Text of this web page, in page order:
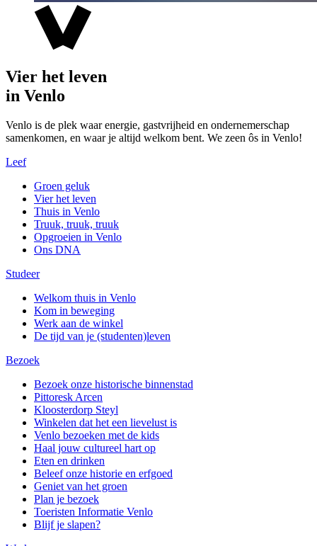
Vier het leven
in Venlo
Venlo is de plek waar energie, gastvrijheid en ondernemerschap
samenkomen, en waar je altijd welkom bent. We zeen ôs in Venlo!
Leef
Groen geluk
Vier het leven
Thuis in Venlo
Truuk, truuk, truuk
Opgroeien in Venlo
Ons DNA
Studeer
Welkom thuis in Venlo
Kom in beweging
Werk aan de winkel
De tijd van je (studenten)leven
Bezoek
Bezoek onze historische binnenstad
Pittoresk Arcen
Kloosterdorp Steyl
Winkelen dat het een lievelust is
Venlo bezoeken met de kids
Haal jouw cultureel hart op
Eten en drinken
Beleef onze historie en erfgoed
Geniet van het groen
Plan je bezoek
Toeristen Informatie Venlo
Blijf je slapen?